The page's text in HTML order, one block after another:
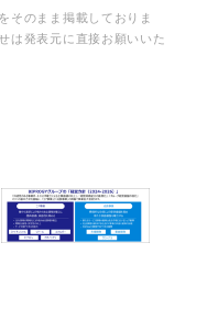
そのまま掲載しておりま
は発表元に直接お願いいた